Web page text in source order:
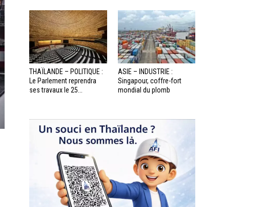
THAÏLANDE – POLITIQUE :
Le Parlement reprendra
ses travaux le 25...
ASIE – INDUSTRIE :
Singapour, coffre-fort
mondial du plomb